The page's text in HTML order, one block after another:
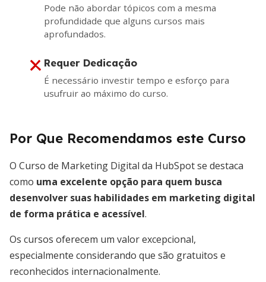
Pode não abordar tópicos com a mesma
profundidade que alguns cursos mais
aprofundados.
Requer Dedicação
É necessário investir tempo e esforço para
usufruir ao máximo do curso.
Por Que Recomendamos este Curso
O Curso de Marketing Digital da HubSpot se destaca
como uma excelente opção para quem busca
desenvolver suas habilidades em marketing digital
de forma prática e acessível.
Os cursos oferecem um valor excepcional,
especialmente considerando que são gratuitos e
reconhecidos internacionalmente.